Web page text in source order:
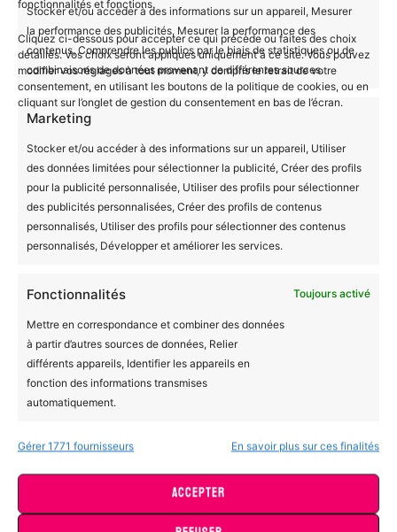
fonctionnalités et fonctions.
Cliquez ci-dessous pour accepter ce qui précède ou faites des choix
détaillés. Vos choix seront appliqués uniquement à ce site. Vous pouvez
modifier vos réglages à tout moment, y compris le retrait de votre
consentement, en utilisant les boutons de la politique de cookies, ou en
cliquant sur l’onglet de gestion du consentement en bas de l’écran.
Stocker et/ou accéder à des informations sur un appareil, Mesurer
la performance des publicités, Mesurer la performance des
contenus, Comprendre les publics par le biais de statistiques ou de
combinaisons de données provenant de différentes sources.
Marketing
Stocker et/ou accéder à des informations sur un appareil, Utiliser
des données limitées pour sélectionner la publicité, Créer des profils
pour la publicité personnalisée, Utiliser des profils pour sélectionner
des publicités personnalisées, Créer des profils de contenus
personnalisés, Utiliser des profils pour sélectionner des contenus
personnalisés, Développer et améliorer les services.
Fonctionnalités Toujours activé
Mettre en correspondance et combiner des données
à partir d’autres sources de données, Relier
différents appareils, Identifier les appareils en
fonction des informations transmises
automatiquement.
Utiliser des données de géolocalisation précises,
Identifier les appareils à partir des informations
demandées explicitement.
Gérer 1771 fournisseurs En savoir plus sur ces finalités
ACCEPTER
BOMC
A propos de nous
Demander une personnalisation
Contactez-nous
Politique de cookies
Conditions générales
Avertissement